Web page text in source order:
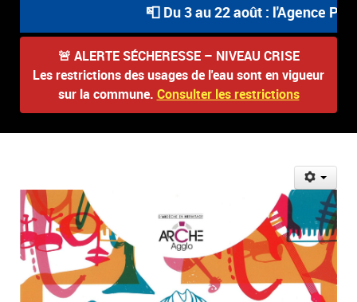
📮 Du 3 au 22 août : l'Agence
🚨 ALERTE SÉCHERESSE – NIVEAU CRISE
Les restrictions des usages de l'eau sont en vigueur
sur la commune. Consulter les restrictions